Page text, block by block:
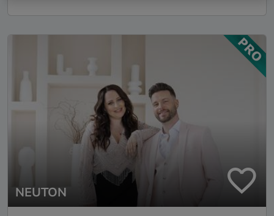
NEUTON